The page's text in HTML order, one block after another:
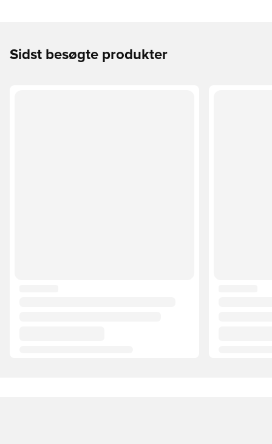
Sidst besøgte produkter